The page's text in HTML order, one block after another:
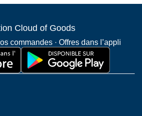
Cloud of Goods
commandes · Offres dans l’appli